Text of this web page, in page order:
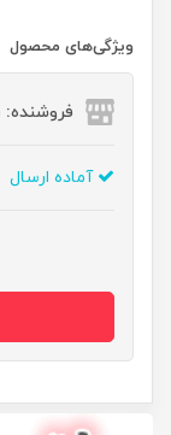
ویژگی‌های محصول
فروشنده:
آماده ارسال